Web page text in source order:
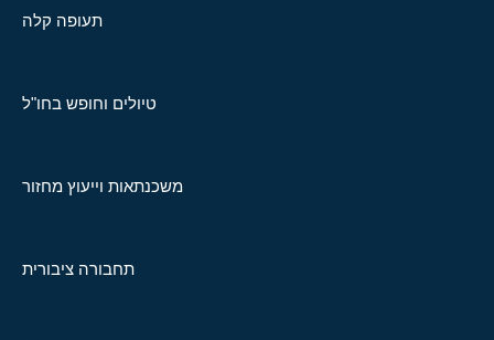
תעופה קלה
טיולים וחופש בחו"ל
משכנתאות וייעוץ מחזור
תחבורה ציבורית